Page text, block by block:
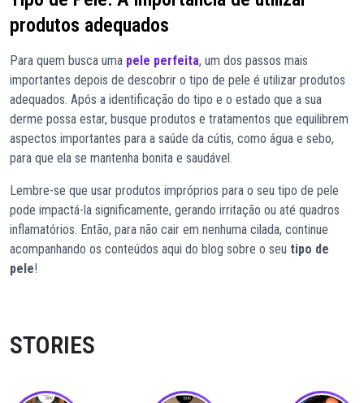
produtos adequados
Para quem busca uma pele perfeita, um dos passos mais
importantes depois de descobrir o tipo de pele é utilizar produtos
adequados. Após a identificação do tipo e o estado que a sua
derme possa estar, busque produtos e tratamentos que equilibrem
aspectos importantes para a saúde da cútis, como água e sebo,
para que ela se mantenha bonita e saudável.
Lembre-se que usar produtos impróprios para o seu tipo de pele
pode impactá-la significamente, gerando irritação ou até quadros
inflamatórios. Então, para não cair em nenhuma cilada, continue
acompanhando os conteúdos aqui do blog sobre o seu tipo de
pele!
STORIES